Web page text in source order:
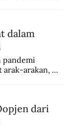
dalam
pandemi
arak-arakan,
dari